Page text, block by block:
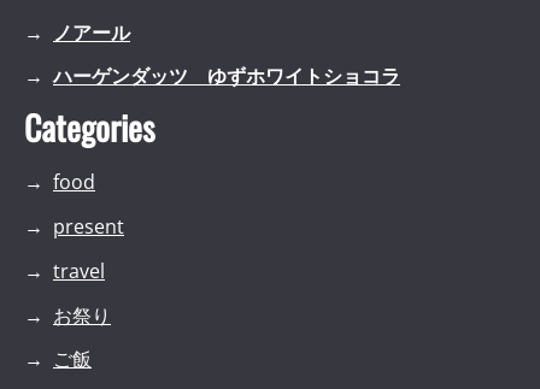
ノアール
ハーゲンダッツ ゆずホワイトショコラ
Categories
food
present
travel
お祭り
ご飯